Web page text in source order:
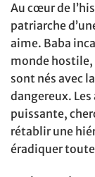
Au cœur de
patriarche
aime. Baba
monde hostile,
sont nés avec
dangereux.
puissante,
rétablir une
éradiquer